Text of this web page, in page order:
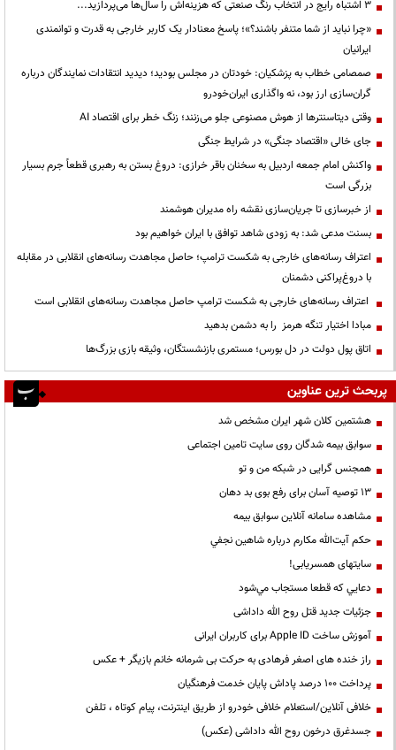
3 اشتباه رایج در انتخاب رنگ صنعتی که هزینه‌اش را سال‌ها می‌پردازید...
«چرا نباید از شما متنفر باشند؟»؛ پاسخ معنادار یک کاربر خارجی به قدرت و توانمندی
ایرانیان
صمصامی خطاب به پزشکیان: خودتان در مجلس بودید؛ دیدید انتقادات نمایندگان درباره
گران‌سازی ارز بود، نه واگذاری ایران‌خودرو
وقتی دیتاسنترها از هوش مصنوعی جلو می‌زنند؛ زنگ خطر برای اقتصاد AI
جای خالی «اقتصاد جنگی» در شرایط جنگی
واکنش امام جمعه اردبیل به سخنان باقر خرازی: دروغ بستن به رهبری قطعاً جرم بسیار
بزرگی است
از خبرسازی تا جریان‌سازی نقشه راه مدیران هوشمند
بسنت مدعی شد: به زودی شاهد توافق با ایران خواهیم بود
اعتراف رسانه‌های خارجی به شکست ترامپ؛ حاصل مجاهدت رسانه‌های انقلابی در مقابله
با دروغ‌پراکنی دشمنان
اعتراف رسانه‌های خارجی به شکست ترامپ حاصل مجاهدت رسانه‌های انقلابی است
مبادا اختیار تنگه هرمز را به دشمن بدهید
اتاق پول دولت در دل بورس؛ مستمری بازنشستگان، وثیقه بازی بزرگ‌ها
پربحث ترین عناوین
هشتمین کلان شهر ایران مشخص شد
سوابق بیمه شدگان روی سایت تامین اجتماعی
همجنس گرایی در شبکه من و تو
13 توصیه آسان برای رفع بوی بد دهان
مشاهده سامانه آنلاين سوابق بیمه
حكم آيت‌الله مكارم درباره شاهين نجفي
سایتهای همسریابی!
دعايي كه قطعا مستجاب مي‌شود
جزئیات جدید قتل روح الله داداشی
آموزش ساخت Apple ID برای کاربران ایرانی
راز خنده های اصغر فرهادی به حرکت بی شرمانه خانم بازیگر + عکس
پرداخت ۱۰۰ درصد پاداش پایان خدمت فرهنگیان
خلافی آنلاین/استعلام خلافی خودرو از طریق اینترنت، پیام کوتاه ، تلفن
جسدغرق درخون روح الله داداشی (عکس)